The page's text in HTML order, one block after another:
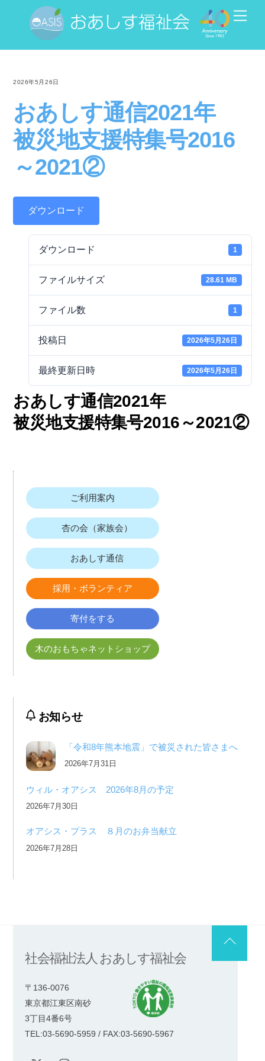
2026年5月26日
おあしす通信2021年
被災地支援特集号2016
～2021②
ダウンロード
ダウンロード 1
ファイルサイズ 28.61 MB
ファイル数 1
投稿日 2026年5月26日
最終更新日時 2026年5月26日
おあしす通信2021年
被災地支援特集号2016～2021②
ご利用案内
杏の会（家族会）
おあしす通信
採用・ボランティア
寄付をする
木のおもちゃネットショップ
お知らせ
「令和8年熊本地震」で被災された皆さまへ
2026年7月31日
ウィル・オアシス 2026年8月の予定
2026年7月30日
オアシス・プラス ８月のお弁当献立
2026年7月28日
社会福祉法人 おあしす福祉会
〒136-0076
東京都江東区南砂
3丁目4番6号
TEL:03-5690-5959 / FAX:03-5690-5967